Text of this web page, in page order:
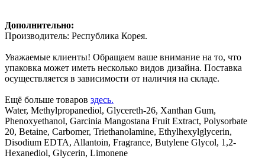
Дополнительно:
Производитель: Республика Корея.
Уважаемые клиенты! Обращаем ваше внимание на то, что
упаковка может иметь несколько видов дизайна. Поставка
осуществляется в зависимости от наличия на складе.
Ещё больше товаров здесь.
Water, Methylpropanediol, Glycereth-26, Xanthan Gum,
Phenoxyethanol, Garcinia Mangostana Fruit Extract, Polysorbate
20, Betaine, Carbomer, Triethanolamine, Ethylhexylglycerin,
Disodium EDTA, Allantoin, Fragrance, Butylene Glycol, 1,2-
Hexanediol, Glycerin, Limonene